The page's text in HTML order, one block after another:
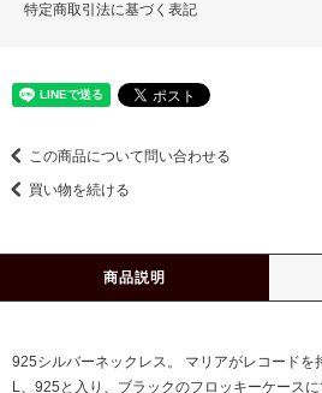
特定商取引法に基づく表記
この商品について問い合わせる
買い物を続ける
商品説明
925シルバーネックレス。 マリアがレコードを
L、925と入り、ブラックのフロッキーケース